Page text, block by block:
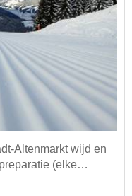
Altenmarkt wijd en
(elke…